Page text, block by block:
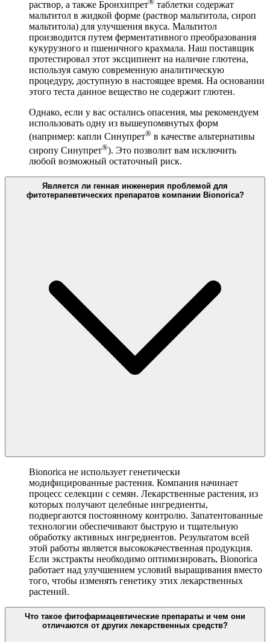
раствор, а также Бронхипрет
таблетки содержат
мальтитол в жидкой форме (раствор мальтитола, сироп
мальтитола) для улучшения вкуса. Мальтитол
производится путем ферментативного преобразования
кукурузного и пшеничного крахмала. Наш поставщик
протестировал этот эксципиент на наличие глютена,
используя самую современную аналитическую
процедуру, доступную в настоящее время. На основании
этого теста данное вещество не содержит глютен.
Однако, если у вас остались опасения, мы рекомендуем
использовать одну из вышеупомянутых форм
(например: капли Синупрет® в качестве альтернативы
сиропу Синупрет®). Это позволит вам исключить
любой возможный остаточный риск.
Является ли генная инженерия проблемой для
фитотерапевтических препаратов компании Bionorica?
Bionorica не использует генетически
модифицированные растения. Компания начинает
процесс селекции с семян. Лекарственные растения, из
которых получают целебные ингредиенты,
подвергаются постоянному контролю. Запатентованные
технологии обеспечивают быструю и тщательную
обработку активных ингредиентов. Результатом всей
этой работы является высококачественная продукция.
Если экстракты необходимо оптимизировать, Bionorica
работает над улучшением условий выращивания вместо
того, чтобы изменять генетику этих лекарственных
растений.
Что такое фитофармацевтические препараты и чем они
отличаются от других лекарственных средств?